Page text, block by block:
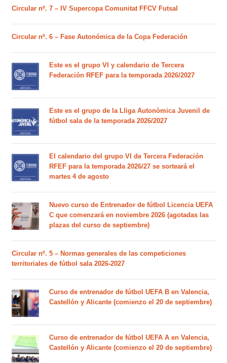
Circular nº. 7 – IV Supercopa Comunitat FFCV Futsal
Circular nº. 6 – Fase Autonómica de la Copa Federación
Este es el grupo VI y calendario de Tercera
Federación RFEF para la temporada 2026/2027
Este es el grupo de la Lliga Autonòmica Juvenil de
fútbol sala de la temporada 2026/2027
El calendario del grupo VI de Tercera Federación
RFEF para la temporada 2026/27 se sorteará el
martes 4 de agosto
Nuevo curso de Entrenador de fútbol Licencia UEFA
C que comenzará en noviembre 2026 (agotadas las
plazas del curso de septiembre)
Circular nº. 5 – Normas generales de las competiciones
territoriales de fútbol sala 2026-2027
Curso de entrenador de fútbol UEFA B en Valencia,
Castellón y Alicante (comienzo el 20 de septiembre)
Curso de entrenador de fútbol UEFA A en Valencia,
Castellón y Alicante (comienzo el 20 de septiembre)